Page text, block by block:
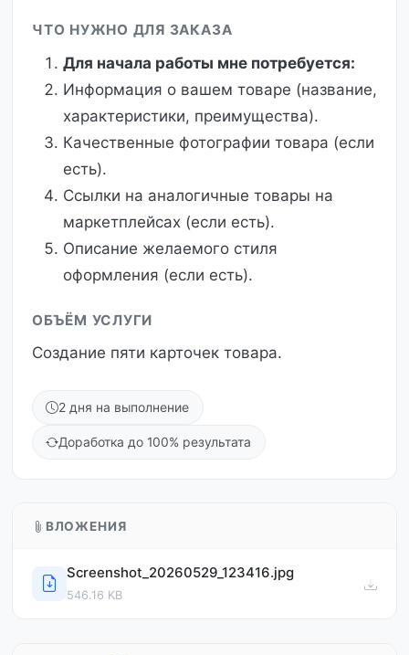
ЧТО НУЖНО ДЛЯ ЗАКАЗА
Для начала работы мне потребуется:
Информация о вашем товаре (название,
характеристики, преимущества).
Качественные фотографии товара (если
есть).
Ссылки на аналогичные товары на
маркетплейсах (если есть).
Описание желаемого стиля
оформления (если есть).
ОБЪЁМ УСЛУГИ
Создание пяти карточек товара.
2 дня на выполнение
Доработка до 100% результата
ВЛОЖЕНИЯ
Screenshot_20260529_123416.jpg
546.16 KB